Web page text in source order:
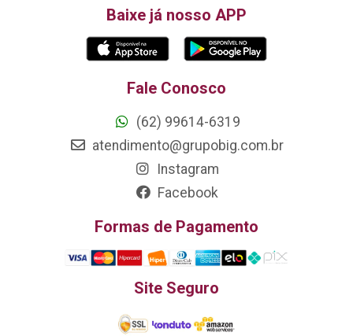
Baixe já nosso APP
Fale Conosco
(62) 99614-6319
atendimento@grupobig.com.br
Instagram
Facebook
Formas de Pagamento
Site Seguro